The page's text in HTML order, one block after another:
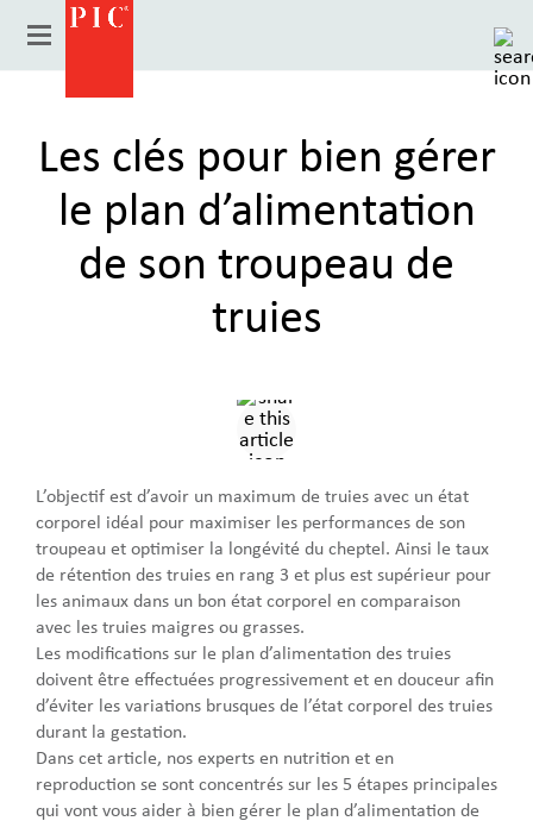
Les clés pour bien gérer
le plan d’alimentation
de son troupeau de
truies
L’objectif est d’avoir un maximum de truies avec un état
corporel idéal pour maximiser les performances de son
troupeau et optimiser la longévité du cheptel. Ainsi le taux
de rétention des truies en rang 3 et plus est supérieur pour
les animaux dans un bon état corporel en comparaison
avec les truies maigres ou grasses.
Les modifications sur le plan d’alimentation des truies
doivent être effectuées progressivement et en douceur afin
d’éviter les variations brusques de l’état corporel des truies
durant la gestation.
Dans cet article, nos experts en nutrition et en
reproduction se sont concentrés sur les 5 étapes principales
qui vont vous aider à bien gérer le plan d’alimentation de